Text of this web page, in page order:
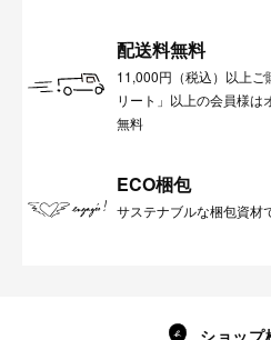
配送料無料
11,000円（税込）以上ご
リート」以上の会員様は
無料
ECO梱包
サステナブルな梱包資材
ショップ